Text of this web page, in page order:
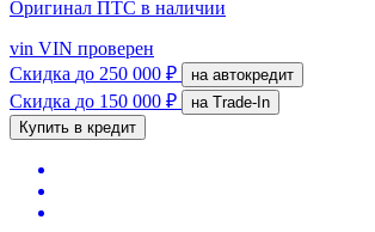
Оригинал ПТС в наличии
vin VIN проверен
Скидка до 250 000 ₽ на автокредит
Скидка до 150 000 ₽
на Trade-In
Купить в кредит